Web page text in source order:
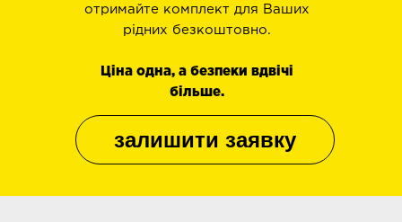
отримайте комплект для Ваших
рідних безкоштовно.
Ціна одна, а безпеки вдвічі
більше.
залишити заявку